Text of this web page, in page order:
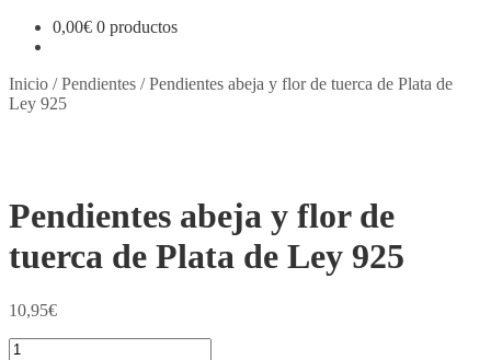
0,00€ 0 productos
Inicio /Pendientes /Pendientes abeja y flor de tuerca de Plata de
Ley 925
Pendientes abeja y flor de
tuerca de Plata de Ley 925
10,95€
Pendientes